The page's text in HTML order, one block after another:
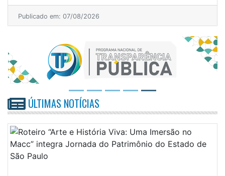
Publicado em: 07/08/2026
ÚLTIMAS NOTÍCIAS